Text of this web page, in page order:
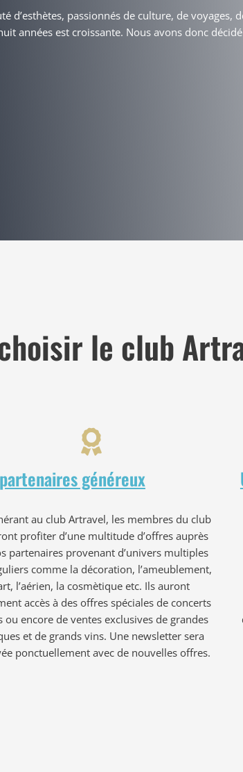
d’esthètes, passionnés de culture, de voyages,
années est croissante. Nous avons donc
le club
généreux
au club Artravel, les membres du club
profiter d’une multitude d’offres auprès
partenaires provenant d’univers multiples
comme la décoration, l’ameublement,
l’aérien, la cosmètique etc. Ils auront
accès à des offres spéciales de concerts
ou encore de ventes exclusives de grandes
et de grands vins. Une newsletter sera
ponctuellement avec de nouvelles offres.